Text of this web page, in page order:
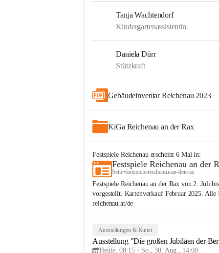
Tanja Wachtendorf
Kindergartenassistentin
Daniela Dürr
Stützkraft
Gebäudeinventar Reichenau 2023
KiGa Reichenau an der Rax
Festspiele Reichenauerscheint6Mal in:
Festspiele Reichenau an der
Seite•festspiele-reichenau-an-der-rax
Festspiele Reichenau an der Rax von 2. Juli
vorgestellt. Kartenverkauf Februar 2025.
reichenau.at/de
Ausstellungen & Kunst
Ausstellung "Die großen Jubiläen der
Heute, 08:15 - So., 30. Aug., 14:00